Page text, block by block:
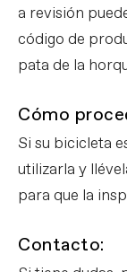
a revisión
código de
pata de la
Cómo
Si su bicicleta
utilizarla y
para que la
Contacto: